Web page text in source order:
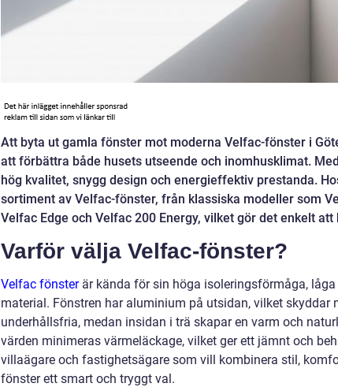
Att byta ut gamla fönster mot moderna Velfac-fönster i
att förbättra både husets utseende och inomhusklimat.
hög kvalitet, snygg design och energieffektiv prestanda.
sortiment av Velfac-fönster, från klassiska modeller som
Velfac Edge och Velfac 200 Energy, vilket gör det enkelt
Varför välja Velfac-fönster?
Velfac fönsterär kända för sin höga isoleringsförmåga,
material. Fönstren har aluminium på utsidan, vilket skyddar
underhållsfria, medan insidan i trä skapar en varm och
värden minimeras värmeläckage, vilket ger ett jämnt och
villaägare och fastighetsägare som vill kombinera stil,
fönster ett smart och tryggt val.